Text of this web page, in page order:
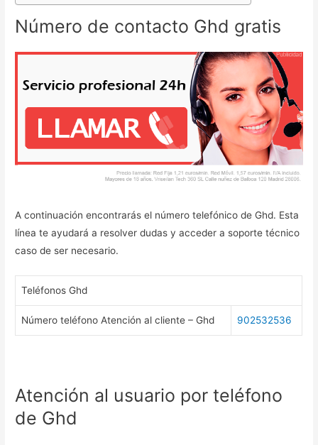
Número de contacto Ghd gratis
A continuación encontrarás el número telefónico de Ghd. Esta
línea te ayudará a resolver dudas y acceder a soporte técnico
caso de ser necesario.
Teléfonos Ghd
Número teléfono Atención al cliente – Ghd 902532536
Atención al usuario por teléfono
de Ghd